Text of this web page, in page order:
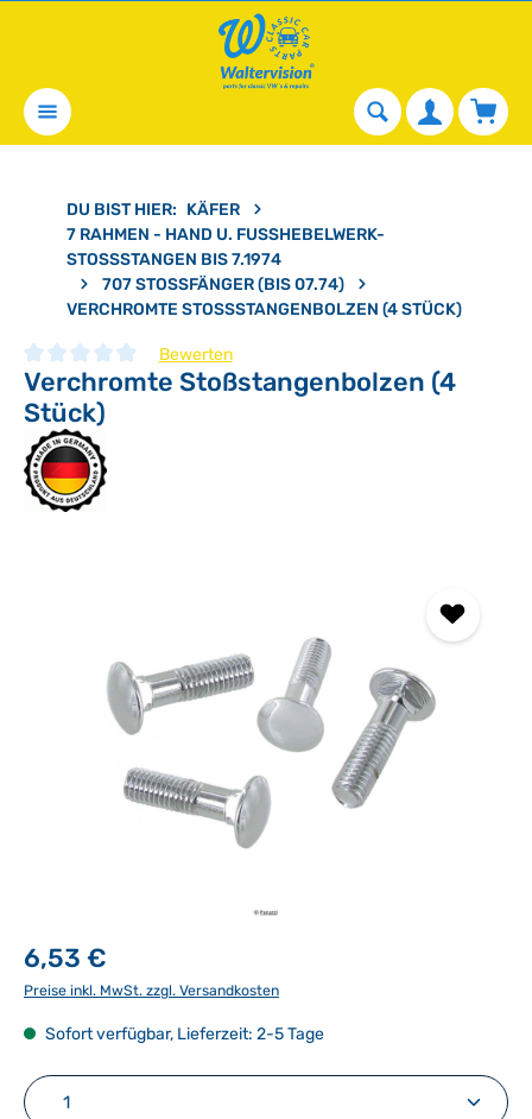
DU BIST HIER: KÄFER
7 RAHMEN - HAND U. FUSSHEBELWERK-S
TOSSSTANGEN BIS 7.1974
707 STOSSFÄNGER (BIS 07.74)
VERCHROMTE STOSSSTANGENBOLZEN (4 STÜCK)
Durchschnittliche Bewertung von 0 von 5 Sternen
Bewerten
Verchromte Stoßstangenbolzen (4
Stück)
6,53 €
Preise inkl. MwSt. zzgl. Versandkosten
Sofort verfügbar, Lieferzeit: 2-5 Tage
Produkt Anzahl: Gib den gewünschten Wert ein